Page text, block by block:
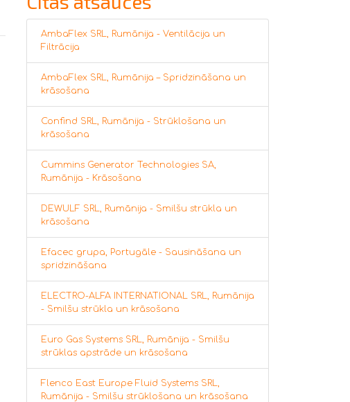
AmbaFlex SRL, Rumānija - Ventilācija un
Filtrācija
AmbaFlex SRL, Rumānija – Spridzināšana un
krāsošana
Confind SRL, Rumānija - Strūklošana un
krāsošana
Cummins Generator Technologies SA,
Rumānija - Krāsošana
DEWULF SRL, Rumānija - Smilšu strūkla un
krāsošana
Efacec grupa, Portugāle - Sausināšana un
spridzināšana
ELECTRO-ALFA INTERNATIONAL SRL, Rumānija
- Smilšu strūkla un krāsošana
Euro Gas Systems SRL, Rumānija - Smilšu
strūklas apstrāde un krāsošana
Flenco East Europe Fluid Systems SRL,
Rumānija - Smilšu strūklošana un krāsošana